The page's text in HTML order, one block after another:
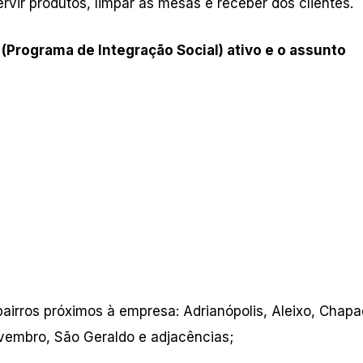
de Integração Social) ativo e o assunto
próximos à empresa: Adrianópolis, Aleixo,
São Geraldo e adjacências;